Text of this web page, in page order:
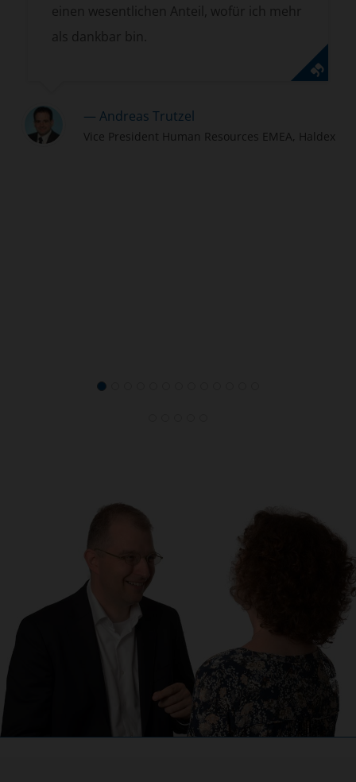
Anteil, wofür ich mehr
bin.
Andreas Trutzel
President Human Resources EMEA, Haldex